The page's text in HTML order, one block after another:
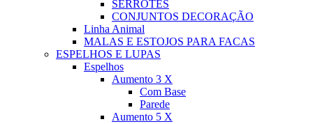
SERROTES
CONJUNTOS DECORAÇÃO
Linha Animal
MALAS E ESTOJOS PARA FACAS
ESPELHOS E LUPAS
Espelhos
Aumento 3 X
Com Base
Parede
Aumento 5 X